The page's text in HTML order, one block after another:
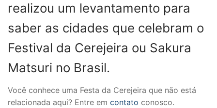
realizou um levantamento para
saber as cidades que celebram o
Festival da Cerejeira ou Sakura
Matsuri no Brasil.
Você conhece uma Festa da Cerejeira que não está
relacionada aqui? Entre em contato conosco.